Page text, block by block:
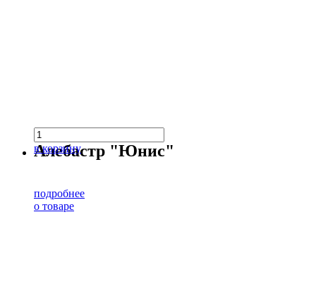
в корзину
Алебастр "Юнис"
подробнее
о товаре